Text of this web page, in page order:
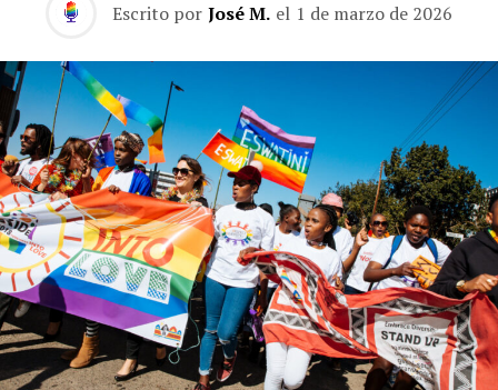
Escrito por José M. el 1 de marzo de 2026